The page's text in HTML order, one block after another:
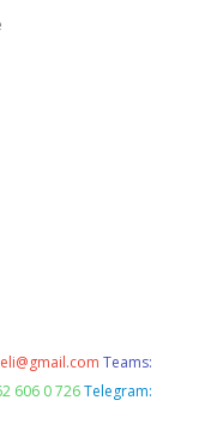
Teams:
606 0 726 Telegram: